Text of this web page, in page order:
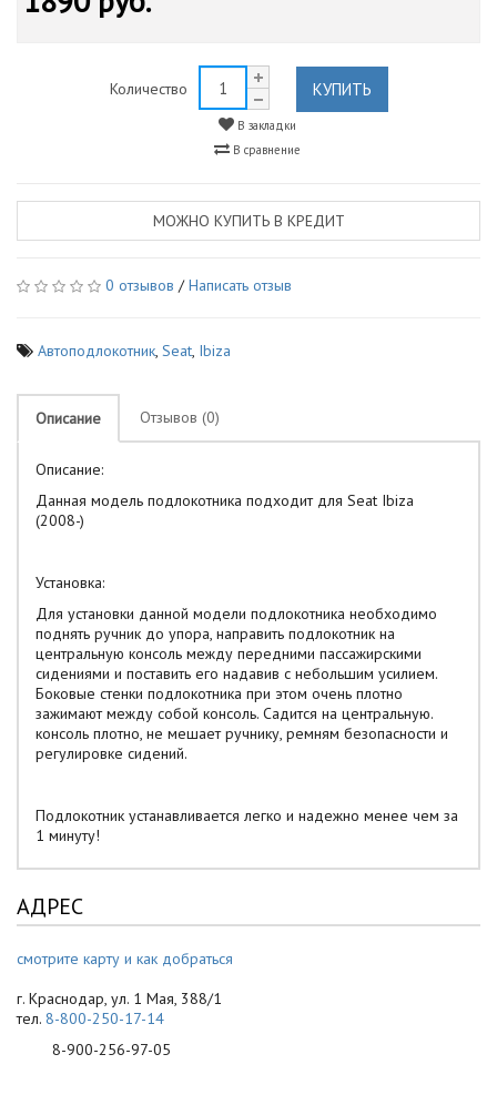
Количество КУПИТЬ
В закладки
В сравнение
МОЖНО КУПИТЬ В КРЕДИТ
0 отзывов /Написать отзыв
Автоподлокотник, Seat, Ibiza
Описание Отзывов (0)
Описание:
Данная модель подлокотника подходит для Seat Ibiza
(2008-)
Установка:
Для установки данной модели подлокотника необходимо
поднять ручник до упора, направить подлокотник на
центральную консоль между передними пассажирскими
сидениями и поставить его надавив с небольшим усилием.
Боковые стенки подлокотника при этом очень плотно
зажимают между собой консоль. Садится на центральную.
консоль плотно, не мешает ручнику, ремням безопасности и
регулировке сидений.
Подлокотник устанавливается легко и надежно менее чем за
1 минуту!
АДРЕС
смотрите карту и как добраться
г. Краснодар, ул. 1 Мая, 388/1
тел. 8-800-250-17-14
8-900-256-97-05